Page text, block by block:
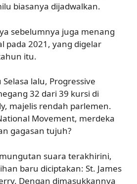
biasanya dijadwalkan.
sebelumnya juga menang
pada 2021, yang digelar
itu.
lalu, Progressive
32 dari 39 kursi di
majelis rendah parlemen.
Movement, merdeka
gagasan tujuh?
suara terakhirini,
baru diciptakan: St. James
Dengan dimasukkannya